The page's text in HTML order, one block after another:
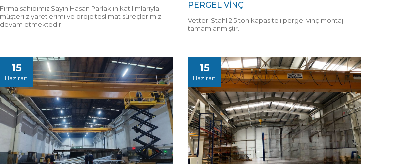
Firma sahibimiz Sayın Hasan Parlak'ın katılımlarıyla
müşteri ziyaretlerimi ve proje teslimat süreçlerimiz
devam etmektedir.
PERGEL VİNÇ
Vetter-Stahl 2,5 ton kapasiteli pergel vinç montajı
tamamlanmıştır.
15
Haziran
15
Haziran